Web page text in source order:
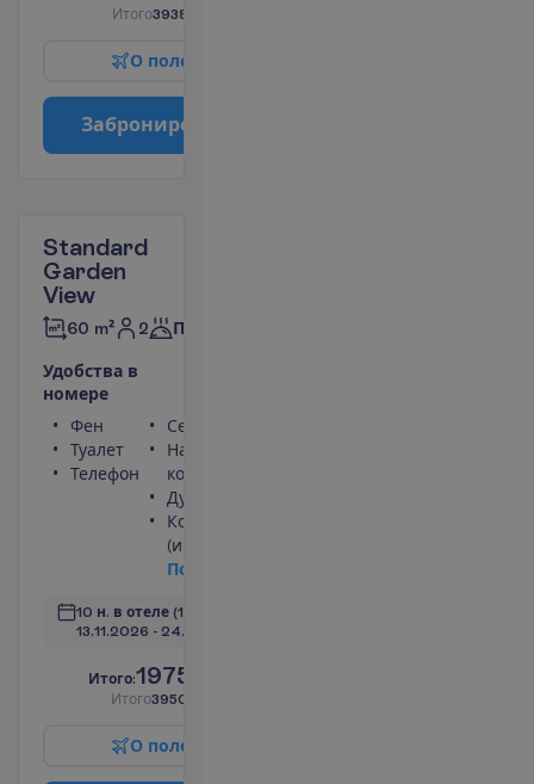
Итого3938.00
О поле
Заброниро
Standard
Garden
View
60 m² 2 Полупансион
Удобства в
номере
Фен
Туалет
Телефон
Сейф
Набор для чая/
кофе
Душ
Кондиционер
(индивидуальный)
По
10 н. в отеле (11 н. всего)
13.11.2026 - 24.11.2026
Итого:1975.00
Итого3950.00
О поле